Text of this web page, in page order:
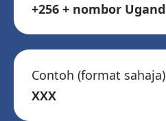
+256 + nombor
Contoh (format
XXX